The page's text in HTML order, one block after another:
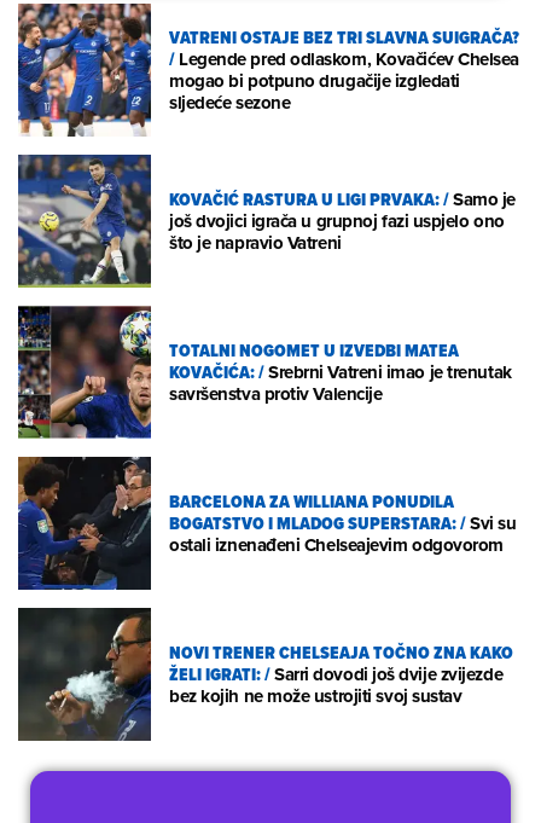
VATRENI OSTAJE BEZ TRI SLAVNA SUIGRAČA?
/Legende pred odlaskom, Kovačićev Chelsea
mogao bi potpuno drugačije izgledati
sljedeće sezone
KOVAČIĆ RASTURA U LIGI PRVAKA:/Samo je
još dvojici igrača u grupnoj fazi uspjelo ono
što je napravio Vatreni
TOTALNI NOGOMET U IZVEDBI MATEA
KOVAČIĆA:/Srebrni Vatreni imao je trenutak
savršenstva protiv Valencije
BARCELONA ZA WILLIANA PONUDILA
BOGATSTVO I MLADOG SUPERSTARA:/Svi su
ostali iznenađeni Chelseajevim odgovorom
NOVI TRENER CHELSEAJA TOČNO ZNA KAKO
ŽELI IGRATI:/Sarri dovodi još dvije zvijezde
bez kojih ne može ustrojiti svoj sustav